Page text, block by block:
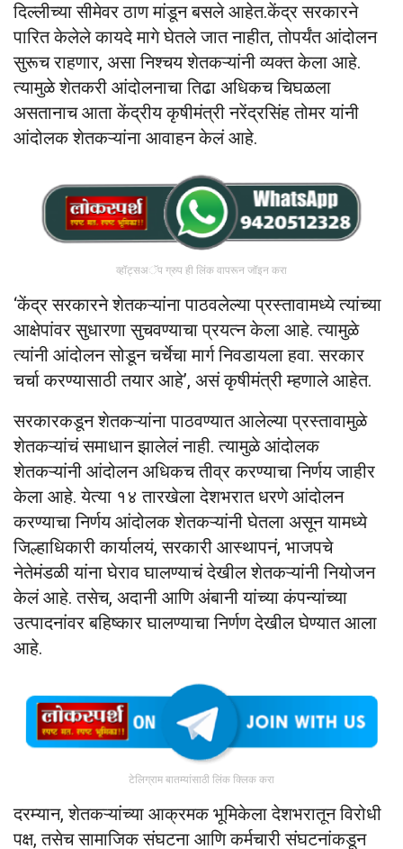
दिल्लीच्या सीमेवर ठाण मांडून बसले आहेत.केंद्र सरकारने
पारित केलेले कायदे मागे घेतले जात नाहीत, तोपर्यंत आंदोलन
सुरूच राहणार, असा निश्चय शेतकऱ्यांनी व्यक्त केला आहे.
त्यामुळे शेतकरी आंदोलनाचा तिढा अधिकच चिघळला
असतानाच आता केंद्रीय कृषीमंत्री नरेंद्रसिंह तोमर यांनी
आंदोलक शेतकऱ्यांना आवाहन केलं आहे.
व्हॉट्सअॅप ग्रुप ही लिंक वापरून जॉइन करा
‘केंद्र सरकारने शेतकऱ्यांना पाठवलेल्या प्रस्तावामध्ये त्यांच्या
आक्षेपांवर सुधारणा सुचवण्याचा प्रयत्न केला आहे. त्यामुळे
त्यांनी आंदोलन सोडून चर्चेचा मार्ग निवडायला हवा. सरकार
चर्चा करण्यासाठी तयार आहे’, असं कृषीमंत्री म्हणाले आहेत.
सरकारकडून शेतकऱ्यांना पाठवण्यात आलेल्या प्रस्तावामुळे
शेतकऱ्यांचं समाधान झालेलं नाही. त्यामुळे आंदोलक
शेतकऱ्यांनी आंदोलन अधिकच तीव्र करण्याचा निर्णय जाहीर
केला आहे. येत्या १४ तारखेला देशभरात धरणे आंदोलन
करण्याचा निर्णय आंदोलक शेतकऱ्यांनी घेतला असून यामध्ये
जिल्हाधिकारी कार्यालयं, सरकारी आस्थापनं, भाजपचे
नेतेमंडळी यांना घेराव घालण्याचं देखील शेतकऱ्यांनी नियोजन
केलं आहे. तसेच, अदानी आणि अंबानी यांच्या कंपन्यांच्या
उत्पादनांवर बहिष्कार घालण्याचा निर्णण देखील घेण्यात आला
आहे.
टेलिग्राम बातम्यांसाठी लिंक क्लिक करा
दरम्यान, शेतकऱ्यांच्या आक्रमक भूमिकेला देशभरातून विरोधी
पक्ष, तसेच सामाजिक संघटना आणि कर्मचारी संघटनांकडून